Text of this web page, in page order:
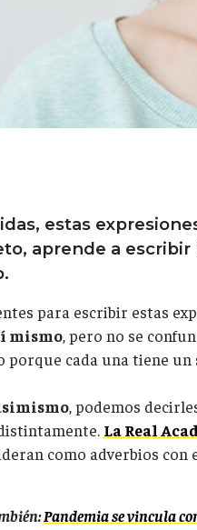
estas
aprende a escribir
para escribir estas
mismo, pero no se
porque cada una tiene un
, podemos
La Real
como adverbios con
Pandemia se vincula